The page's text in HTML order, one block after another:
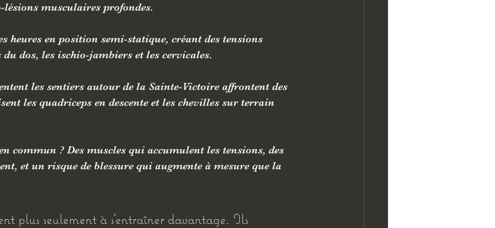
lésions musculaires profondes.
heures en position semi-statique, créant des tensions
dos, les ischio-jambiers et les cervicales.
les sentiers autour de la Sainte-Victoire affrontent des
les quadriceps en descente et les chevilles sur terrain
commun ? Des muscles qui accumulent les tensions, des
et un risque de blessure qui augmente à mesure que la
plus seulement à s'entraîner davantage. Ils